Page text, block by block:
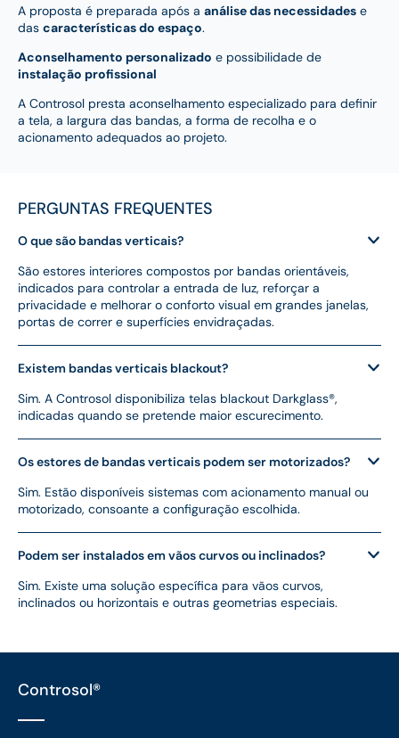
A proposta é preparada após a análise das necessidades e
das características do espaço.
Aconselhamento personalizado e possibilidade de
instalação profissional
A Controsol presta aconselhamento especializado para definir
a tela, a largura das bandas, a forma de recolha e o
acionamento adequados ao projeto.
PERGUNTAS FREQUENTES
O que são bandas verticais?
São estores interiores compostos por bandas orientáveis,
indicados para controlar a entrada de luz, reforçar a
privacidade e melhorar o conforto visual em grandes janelas,
portas de correr e superfícies envidraçadas.
Existem bandas verticais blackout?
Sim. A Controsol disponibiliza telas blackout Darkglass®,
indicadas quando se pretende maior escurecimento.
Os estores de bandas verticais podem ser motorizados?
Sim. Estão disponíveis sistemas com acionamento manual ou
motorizado, consoante a configuração escolhida.
Podem ser instalados em vãos curvos ou inclinados?
Sim. Existe uma solução específica para vãos curvos,
inclinados ou horizontais e outras geometrias especiais.
Controsol®